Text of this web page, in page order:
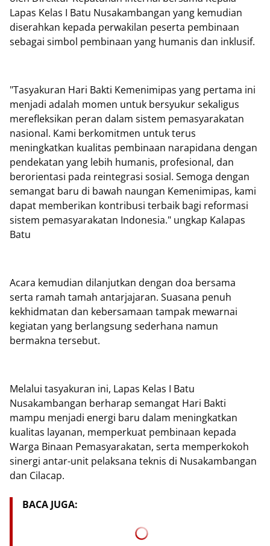
Lapas Kelas I Batu Nusakambangan yang kemudian
diserahkan kepada perwakilan peserta pembinaan
sebagai simbol pembinaan yang humanis dan inklusif.
"Tasyakuran Hari Bakti Kemenimipas yang pertama ini
menjadi adalah momen untuk bersyukur sekaligus
merefleksikan peran dalam sistem pemasyarakatan
nasional. Kami berkomitmen untuk terus
meningkatkan kualitas pembinaan narapidana dengan
pendekatan yang lebih humanis, profesional, dan
berorientasi pada reintegrasi sosial. Semoga dengan
semangat baru di bawah naungan Kemenimipas, kami
dapat memberikan kontribusi terbaik bagi reformasi
sistem pemasyarakatan Indonesia." ungkap Kalapas
Batu
Acara kemudian dilanjutkan dengan doa bersama
serta ramah tamah antarjajaran. Suasana penuh
kekhidmatan dan kebersamaan tampak mewarnai
kegiatan yang berlangsung sederhana namun
bermakna tersebut.
Melalui tasyakuran ini, Lapas Kelas I Batu
Nusakambangan berharap semangat Hari Bakti
mampu menjadi energi baru dalam meningkatkan
kualitas layanan, memperkuat pembinaan kepada
Warga Binaan Pemasyarakatan, serta memperkokoh
sinergi antar-unit pelaksana teknis di Nusakambangan
dan Cilacap.
BACA JUGA: